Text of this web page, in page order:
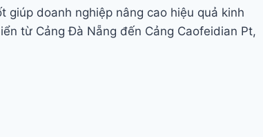
doanh nghiệp nâng cao hiệu quả kinh
từ Cảng Đà Nẵng đến Cảng Caofeidian Pt,